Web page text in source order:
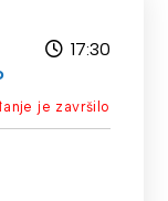
17:30
je završilo